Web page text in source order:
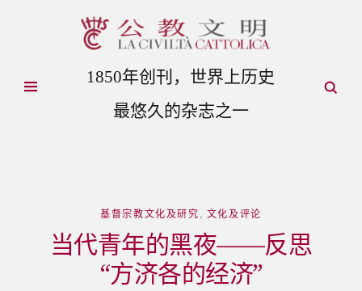
1850年创刊，世界上历史
最悠久的杂志之一
基督宗教文化及研究 , 文化及评论
当代青年的黑夜——反思
“方济各的经济”